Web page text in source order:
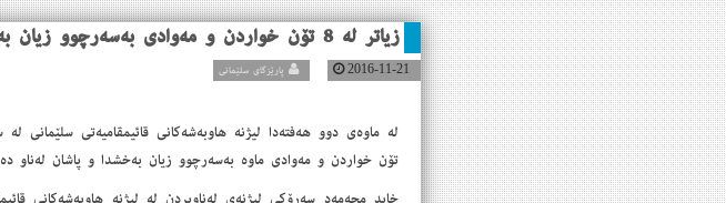
زیاتر له‌ 8 تۆن خواردن و مه‌وادی به‌سه‌رچوو زیان به‌خش ده‌ستی به‌سه‌ردا ده‌گیرێت
2016-11-21
تۆن خواردن و مه‌وادی ماوه‌ به‌سه‌رچوو زیان به‌خشدا و پاشان له‌ناو